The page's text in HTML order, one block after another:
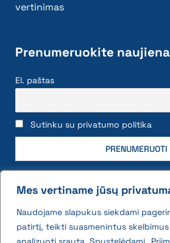
Mes vertiname jūsų
Naudojame slapukus siekdami
patirtį, teikti suasmenintus
vertinimas
Prenumeruokite
El. paštas
Sutinku su privatumo politika
2026 © All rights reserved | VĮ